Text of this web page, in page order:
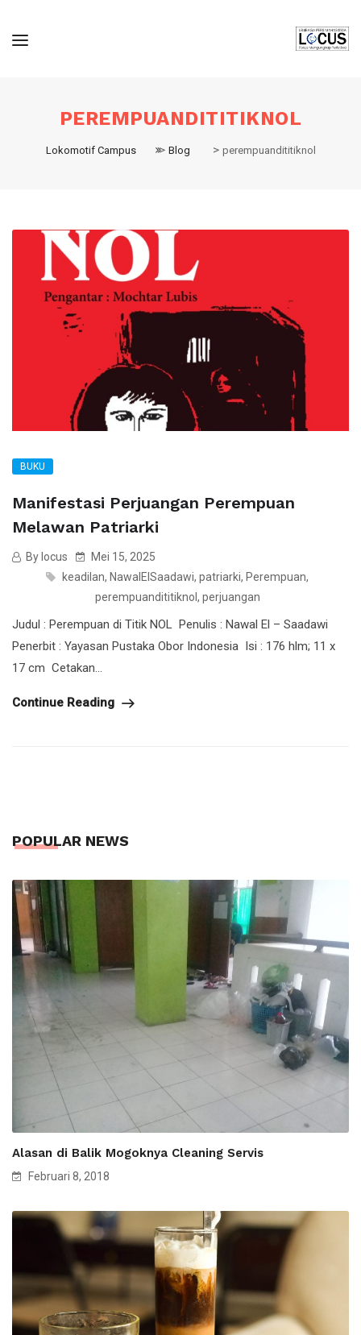
PEREMPUANDITITIKNOL
Lokomotif Campus > Blog > perempuandititiknol
BUKU
Manifestasi Perjuangan Perempuan
Melawan Patriarki
By locus
Mei 15, 2025
keadilan, NawalElSaadawi, patriarki, Perempuan,
perempuandititiknol , perjuangan
Judul : Perempuan di Titik NOL Penulis : Nawal El – Saadawi
Penerbit : Yayasan Pustaka Obor Indonesia Isi : 176 hlm; 11 x
17 cm Cetakan...
Continue Reading
POPULAR NEWS
Alasan di Balik Mogoknya Cleaning Servis
Februari 8, 2018